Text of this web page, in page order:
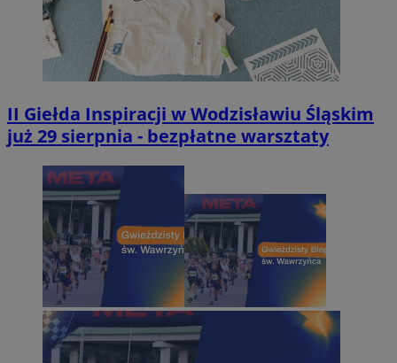
II Giełda Inspiracji w Wodzisławiu Śląskim
już 29 sierpnia - bezpłatne warsztaty